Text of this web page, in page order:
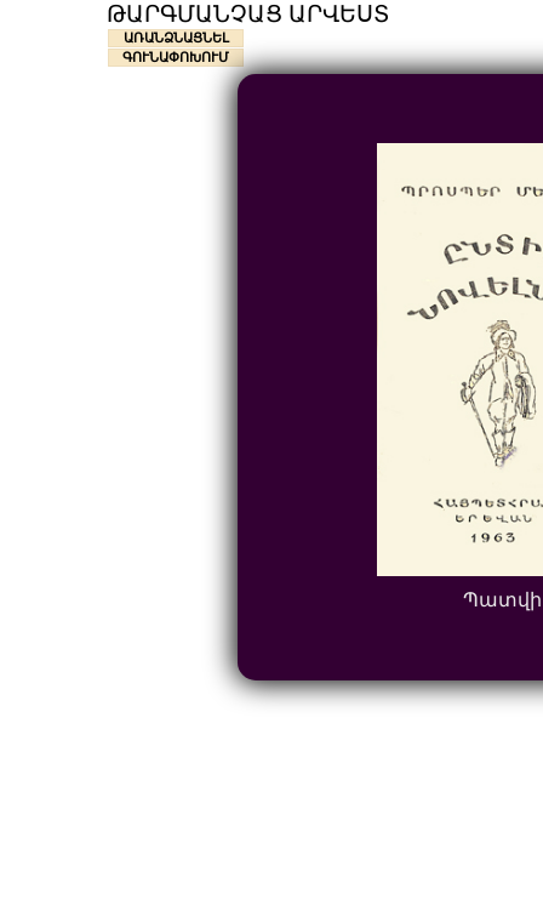
ԹԱՐԳՄԱՆՉԱՑ ԱՐՎԵՍՏ
ԱՌԱՆՁՆԱՑՆԵԼ
ԳՈՒՆԱՓՈԽՈՒՄ